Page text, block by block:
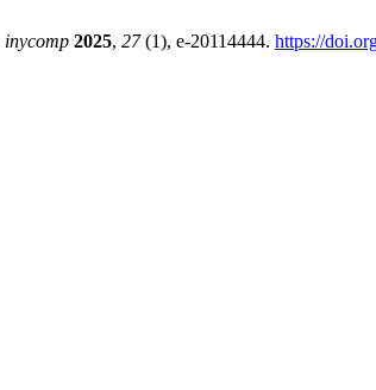
inycomp 2025, 27(1), e-20114444. https://